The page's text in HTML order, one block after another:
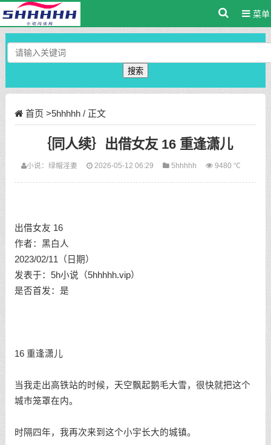
菜单
搜索
首页 >5hhhhh/ 正文
｛同人续｝出借女友 16 重逢潇儿
小说： 绿帽淫妻 2026-05-12 06:29 5hhhhh 9480 ℃
出借女友 16
作者：黑白人
2023/02/11（日期）
发表于：5h小说（5hhhhh.vip）
是否首发：是
16 重逢潇儿
当我走出高铁站的时候，天空飘起鹅毛大雪，很快就把这个
城市笼罩在内。
时隔四年，我再次来到这个小宇长大的城镇。